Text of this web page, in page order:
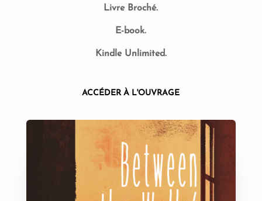
Livre Broché.
E-book.
Kindle Unlimited.
ACCÉDER À L'OUVRAGE